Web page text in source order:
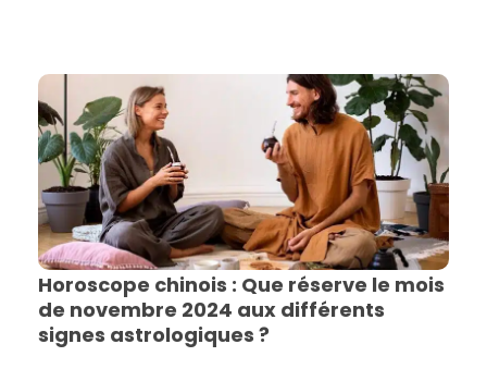
Horoscope chinois : Que réserve le mois
de novembre 2024 aux différents
signes astrologiques ?